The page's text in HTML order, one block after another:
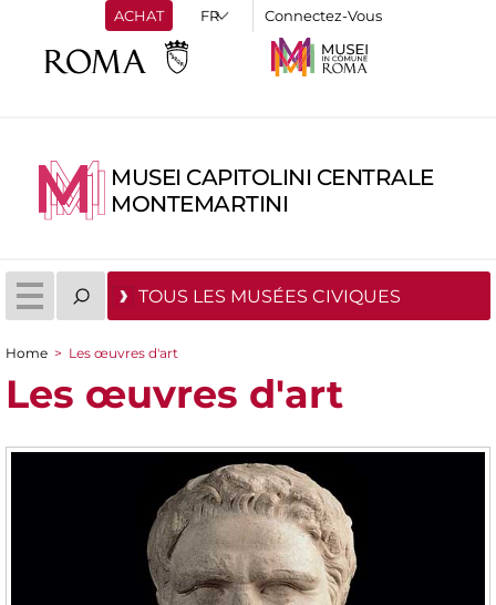
ACHAT Connectez-Vous
MUSEI CAPITOLINI CENTRALE
MONTEMARTINI
TOUS LES MUSÉES CIVIQUES
You are here
Home > Les œuvres d'art
Les œuvres d'art